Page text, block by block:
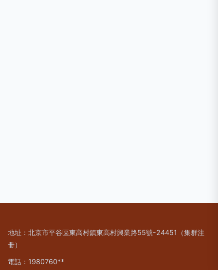
地址：北京市平谷區東高村鎮東高村興業路55號-24451（集群注
冊）
電話：1980760**